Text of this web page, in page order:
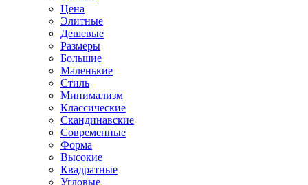
Цена
Элитные
Дешевые
Размеры
Большие
Маленькие
Стиль
Минимализм
Классические
Скандинавские
Современные
Форма
Высокие
Квадратные
Угловые